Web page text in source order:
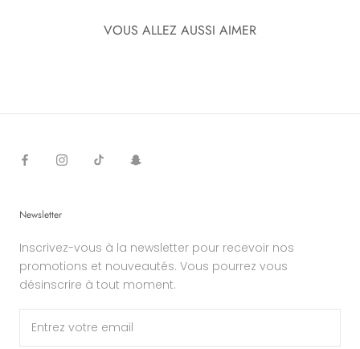
VOUS ALLEZ AUSSI AIMER
Newsletter
Inscrivez-vous à la newsletter pour recevoir nos
promotions et nouveautés. Vous pourrez vous
désinscrire à tout moment.